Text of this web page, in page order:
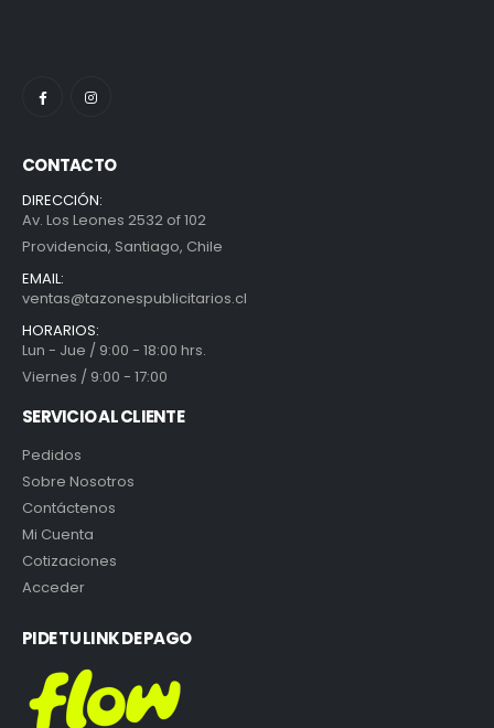
CONTACTO
DIRECCIÓN:
Av. Los Leones 2532 of 102
Providencia, Santiago, Chile
EMAIL:
ventas@tazonespublicitarios.cl
HORARIOS:
Lun - Jue / 9:00 - 18:00 hrs.
Viernes / 9:00 - 17:00
SERVICIO AL CLIENTE
Pedidos
Sobre Nosotros
Contáctenos
Mi Cuenta
Cotizaciones
Acceder
PIDE TU LINK DE PAGO